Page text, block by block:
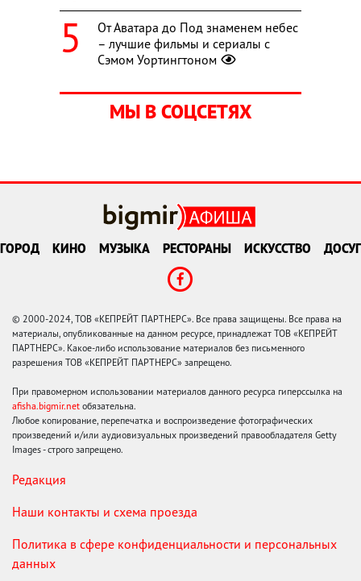
От Аватара до Под знаменем небес
– лучшие фильмы и сериалы с
Сэмом Уортингтоном
МЫ В СОЦСЕТЯХ
ГОРОД КИНО МУЗЫКА РЕСТОРАНЫ ИСКУССТВО ДОСУГ
© 2000-2024, ТОВ «КЕПРЕЙТ ПАРТНЕРС». Все права защищены. Все права на
материалы, опубликованные на данном ресурсе, принадлежат ТОВ «КЕПРЕЙТ
ПАРТНЕРС». Какое-либо использование материалов без письменного
разрешения ТОВ «КЕПРЕЙТ ПАРТНЕРС» запрещено.
При правомерном использовании материалов данного ресурса гиперссылка на
afisha.bigmir.net обязательна.
Любое копирование, перепечатка и воспроизведение фотографических
произведений и/или аудиовизуальных произведений правообладателя Getty
Images - строго запрещено.
Редакция
Наши контакты и схема проезда
Политика в сфере конфиденциальности и персональных
данных